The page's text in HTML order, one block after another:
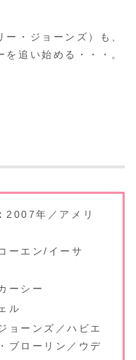
・ジョーンズ）も、
追い始める・・・。
2007年／アメリ
ーエン/イーサ
ーシー
ル
ョーンズ／ハビエ
ブローリン／ウデ